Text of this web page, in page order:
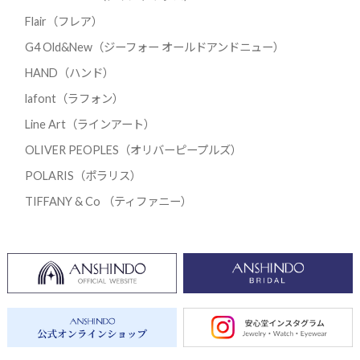
Flair（フレア）
G4 Old&New（ジーフォー オールドアンドニュー）
HAND（ハンド）
lafont（ラフォン）
Line Art（ラインアート）
OLIVER PEOPLES（オリバーピープルズ）
POLARIS（ポラリス）
TIFFANY & Co （ティファニー）